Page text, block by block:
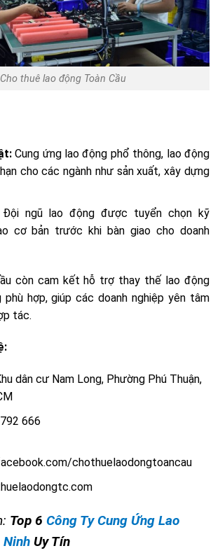
Cho thuê lao động Toàn Cầu
Cung ứng lao động phổ thông, lao động
cho các ngành như sản xuất, xây dựng
ngũ lao động được tuyển chọn kỹ
cơ bản trước khi bàn giao cho doanh
còn cam kết hỗ trợ thay thế lao động
hợp, giúp các doanh nghiệp yên tâm
tác.
dân cư Nam Long, Phường Phú Thuận,
666
chothuelaodongtoancau
Top 6 Công Ty Cung Ứng Lao
Uy Tín